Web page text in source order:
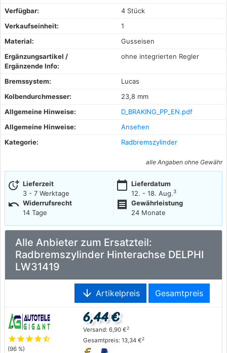
Verfügbar:
4 Stück
Verkaufseinheit:
1
Material:
Gusseisen
Ergänzungsartikel /
Ergänzende Info:
ohne integrierten Regler
Bremssystem:
Lucas
Kolbendurchmesser:
23,8 mm
Allgemeine Hinweise:
D_BRAKING_PP_EN.pdf
Allgemeine Hinweise:
Ansehen
Kategorie:
Radbremszylinder
alle Angaben ohne Gewähr
more_time Lieferzeit
3 - 7 Werktage
calendar_today Lieferdatum
12. - 18. Aug.3
undo Widerrufsrecht
14 Tage
receipt
Gewährleistung
24 Monate
Alle Anbieter zum Ersatzteil:
Radbremszylinder Hinterachse DELPHI
LW31419
arrow_downward Artikelpreis Gesamtpreis
starstarstarstarstar_half
(96 %)
6,44 €
Versand: 6,90 €2
Gesamtpreis: 13,34 €2